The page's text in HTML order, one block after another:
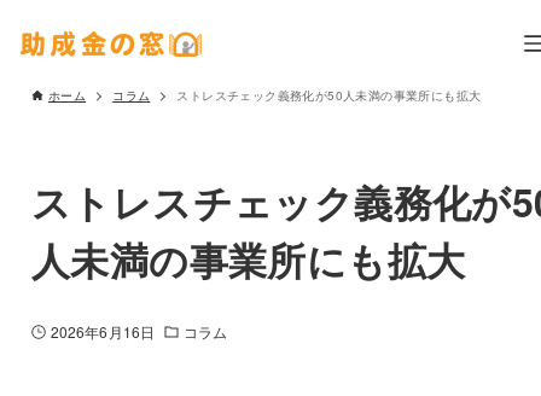
ホーム コラム ストレスチェック義務化が50人未満の事業所にも拡大
ストレスチェック義務化が
人未満の事業所にも拡大
2026年6月16日 コラム